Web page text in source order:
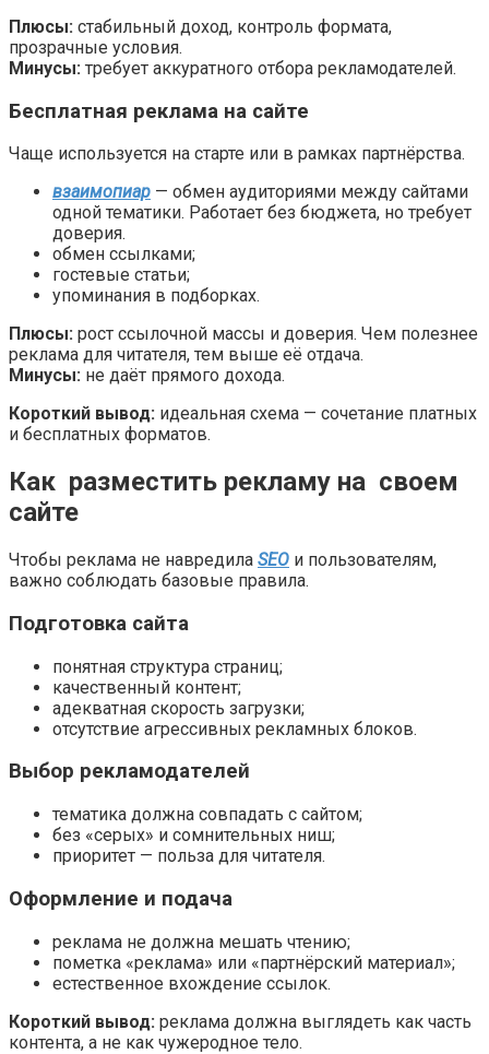
Плюсы: стабильный доход, контроль формата,
прозрачные условия.
Минусы: требует аккуратного отбора рекламодателей.
Бесплатная реклама на сайте
Чаще используется на старте или в рамках партнёрства.
взаимопиар — обмен аудиториями между сайтами
одной тематики. Работает без бюджета, но требует
доверия.
обмен ссылками;
гостевые статьи;
упоминания в подборках.
Плюсы: рост ссылочной массы и доверия. Чем полезнее
реклама для читателя, тем выше её отдача.
Минусы: не даёт прямого дохода.
Короткий вывод: идеальная схема — сочетание платных
и бесплатных форматов.
Как разместить рекламу на своем
сайте
Чтобы реклама не навредила SEO и пользователям,
важно соблюдать базовые правила.
Подготовка сайта
понятная структура страниц;
качественный контент;
адекватная скорость загрузки;
отсутствие агрессивных рекламных блоков.
Выбор рекламодателей
тематика должна совпадать с сайтом;
без «серых» и сомнительных ниш;
приоритет — польза для читателя.
Оформление и подача
реклама не должна мешать чтению;
пометка «реклама» или «партнёрский материал»;
естественное вхождение ссылок.
Короткий вывод: реклама должна выглядеть как часть
контента, а не как чужеродное тело.